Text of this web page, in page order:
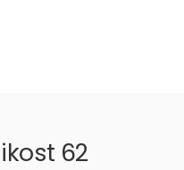
menu
62